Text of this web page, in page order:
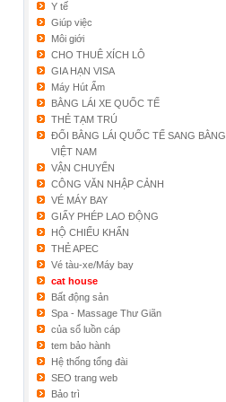
Y tế
Giúp việc
Môi giới
CHO THUÊ XÍCH LÔ
GIA HẠN VISA
Máy Hút Ẩm
BẰNG LÁI XE QUỐC TẾ
THẺ TẠM TRÚ
ĐỔI BẰNG LÁI QUỐC TẾ SANG BẰNG
VIỆT NAM
VẬN CHUYỂN
CÔNG VĂN NHẬP CẢNH
VÉ MÁY BAY
GIẤY PHÉP LAO ĐỘNG
HỘ CHIẾU KHẨN
THẺ APEC
Vé tàu-xe/Máy bay
cat house
Bất động sản
Spa - Massage Thư Giãn
của sổ luồn cáp
tem bảo hành
Hệ thống tổng đài
SEO trang web
Bảo trì